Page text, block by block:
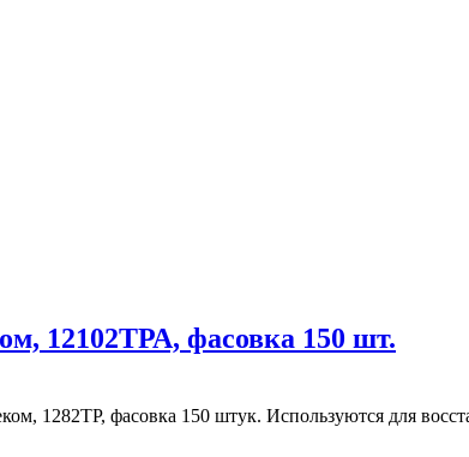
12102ТРА, фасовка 150 шт.
1282ТР, фасовка 150 штук. Используются для